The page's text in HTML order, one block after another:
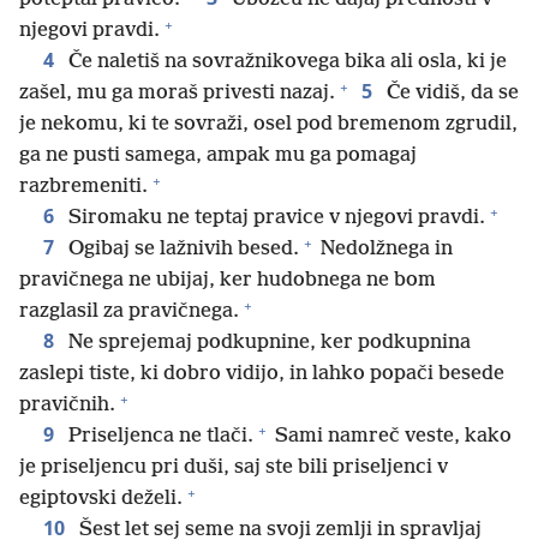
njegovi pravdi. +
4
Če naletiš na sovražnikovega bika ali osla, ki je
zašel, mu ga moraš privesti nazaj. + 5
Če vidiš, da se
je nekomu, ki te sovraži, osel pod bremenom zgrudil,
ga ne pusti samega, ampak mu ga pomagaj
razbremeniti. +
6 Siromaku ne teptaj pravice v njegovi pravdi. +
7 Ogibaj se lažnivih besed. + Nedolžnega in
pravičnega ne ubijaj, ker hudobnega ne bom
razglasil za pravičnega. +
8
Ne sprejemaj podkupnine, ker podkupnina
zaslepi tiste, ki dobro vidijo, in lahko popači besede
pravičnih. +
9 Priseljenca ne tlači. + Sami namreč veste, kako
je priseljencu pri duši, saj ste bili priseljenci v
egiptovski deželi. +
10
Šest let sej seme na svoji zemlji in spravljaj